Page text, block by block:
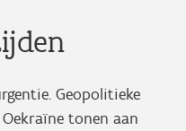
Geopolitieke
tonen aan